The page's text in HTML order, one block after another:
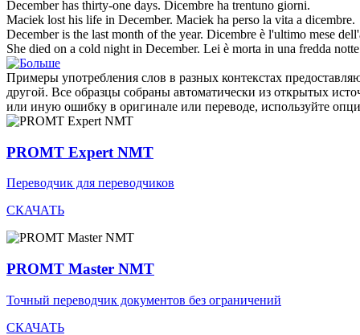
Decemberhas thirty-one days. Dicembre ha trentuno giorni.
Maciek lost his life in December. Maciek ha perso la vita a dicembre.
Decemberis the last month of the year. Dicembre è l'ultimo mese
She died on a cold night in December. Lei è morta in una fredda
Примеры употребления слов в разных контекстах
другой. Все образцы собраны автоматически из открытых
или иную ошибку в оригинале или переводе, используйте
PROMT Expert NMT
Переводчик для переводчиков
СКАЧАТЬ
PROMT Master NMT
Точный переводчик документов без ограничений
СКАЧАТЬ